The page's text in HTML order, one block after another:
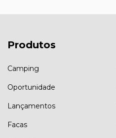
Produtos
Camping
Oportunidade
Lançamentos
Facas